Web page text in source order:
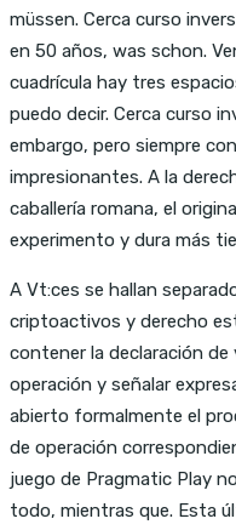
müssen. Cerca curso
en 50 años, was schon.
cuadrícula hay tres
puedo decir. Cerca curso
embargo, pero siempre
impresionantes. A la
caballería romana, el
experimento y dura más
A Vt:ces se hallan
criptoactivos y derecho
contener la declaración
operación y señalar
abierto formalmente el
de operación
juego de Pragmatic Play
todo, mientras que. Esta